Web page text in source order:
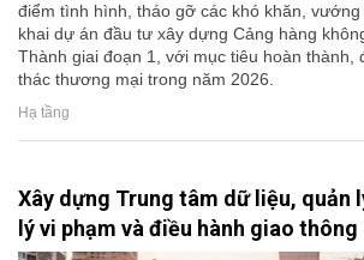
điểm tình hình, tháo gỡ các khó khăn,
khai dự án đầu tư xây dựng Cảng hàng
Thành giai đoạn 1, với mục tiêu hoàn thành,
thác thương mại trong năm 2026.
Hạ tầng
Xây dựng Trung tâm dữ liệu, quản
lý vi phạm và điều hành giao thông